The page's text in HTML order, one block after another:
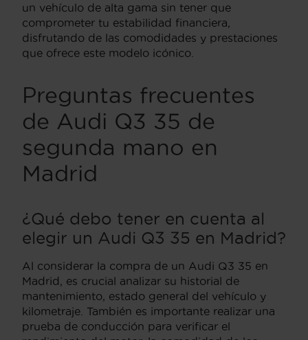
un vehículo de alta gama sin tener que
comprometer tu estabilidad financiera,
disfrutando de las comodidades y prestaciones
que ofrece este modelo icónico.
Preguntas frecuentes
de Audi Q3 35 de
segunda mano en
Madrid
¿Qué debo tener en cuenta al
elegir un Audi Q3 35 en Madrid?
Al considerar la compra de un Audi Q3 35 en
Madrid, es crucial analizar su historial de
mantenimiento, estado general del vehículo y
kilometraje. También es importante realizar una
prueba de conducción para verificar el